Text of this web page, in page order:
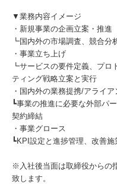
▼業務内容イメージ
・新規事業の企画立案・推進
┗国内外の市場調査、競合分
・事業立ち上げ
┗サービスの要件定義、プロ
ティング戦略立案と実行
・国内外の業務提携/アライア
┗事業の推進に必要な外部パ
契約締結
・事業グロース
┗KPI設定と進捗管理、改善施
※入社後当面は取締役からの
致します。